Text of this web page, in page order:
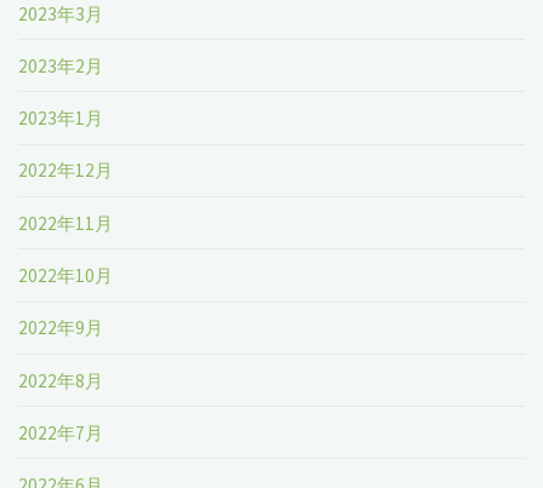
2023年3月
2023年2月
2023年1月
2022年12月
2022年11月
2022年10月
2022年9月
2022年8月
2022年7月